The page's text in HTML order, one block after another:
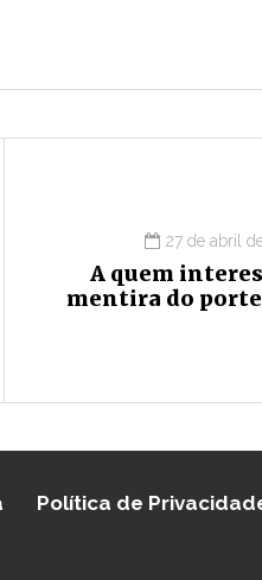
27 de abril
A quem
mentira do
Política de